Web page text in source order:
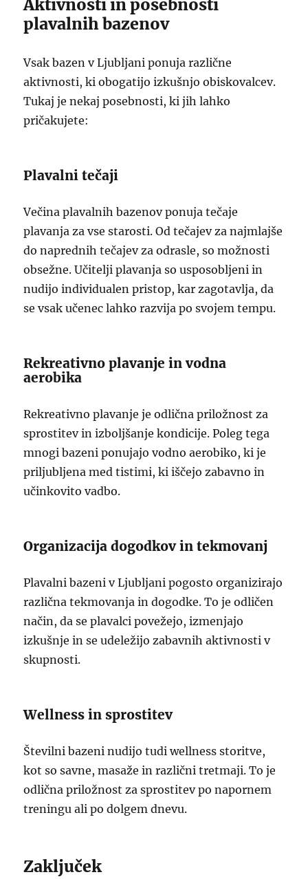
Aktivnosti in posebnosti
plavalnih bazenov
Vsak bazen v Ljubljani ponuja različne
aktivnosti, ki obogatijo izkušnjo obiskovalcev.
Tukaj je nekaj posebnosti, ki jih lahko
pričakujete:
Plavalni tečaji
Večina plavalnih bazenov ponuja tečaje
plavanja za vse starosti. Od tečajev za najmlajše
do naprednih tečajev za odrasle, so možnosti
obsežne. Učitelji plavanja so usposobljeni in
nudijo individualen pristop, kar zagotavlja, da
se vsak učenec lahko razvija po svojem tempu.
Rekreativno plavanje in vodna
aerobika
Rekreativno plavanje je odlična priložnost za
sprostitev in izboljšanje kondicije. Poleg tega
mnogi bazeni ponujajo vodno aerobiko, ki je
priljubljena med tistimi, ki iščejo zabavno in
učinkovito vadbo.
Organizacija dogodkov in tekmovanj
Plavalni bazeni v Ljubljani pogosto organizirajo
različna tekmovanja in dogodke. To je odličen
način, da se plavalci povežejo, izmenjajo
izkušnje in se udeležijo zabavnih aktivnosti v
skupnosti.
Wellness in sprostitev
Številni bazeni nudijo tudi wellness storitve,
kot so savne, masaže in različni tretmaji. To je
odlična priložnost za sprostitev po napornem
treningu ali po dolgem dnevu.
Zaključek